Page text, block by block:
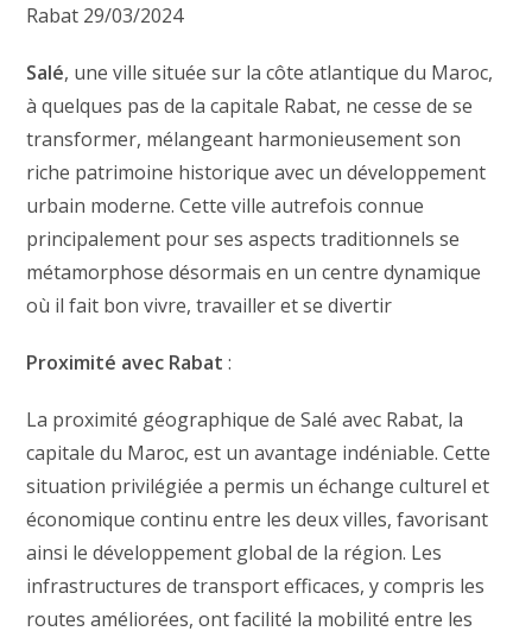
Rabat 29/03/2024
Salé, une ville située sur la côte atlantique du Maroc,
à quelques pas de la capitale Rabat, ne cesse de se
transformer, mélangeant harmonieusement son
riche patrimoine historique avec un développement
urbain moderne. Cette ville autrefois connue
principalement pour ses aspects traditionnels se
métamorphose désormais en un centre dynamique
où il fait bon vivre, travailler et se divertir
Proximité avec Rabat :
La proximité géographique de Salé avec Rabat, la
capitale du Maroc, est un avantage indéniable. Cette
situation privilégiée a permis un échange culturel et
économique continu entre les deux villes, favorisant
ainsi le développement global de la région. Les
infrastructures de transport efficaces, y compris les
routes améliorées, ont facilité la mobilité entre les